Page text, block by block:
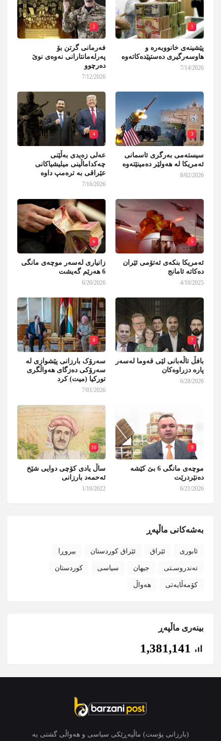
1
پێشینەی خانووبەرە و
هاوسەرگیری دەستپێدەکاتەوە
7/14/2026
2
فەرمانی گرتن بۆ
پەرلەمانتارانی نەوەی نوێ
دەرچوو
7/12/2026
3
سیستەمی بەرگری ئاسمانی
ئەمریکا لە هەولێر دەمینێتەوە
8/02/2026
4
عەلی زەیدی بەڵێنی
چەکداماڵینی میلیشیاکانی
عێراقی بە ترەمپ داوە
7/16/2026
5
ئەمریکا بنکەی ئەتۆمی ئێران
دەکاتە ئامانج
4/10/2025
6
زانیاری لەسەر موچەی مانگی
6 هەرێم گەیشت
6/20/2026
7
بافڵ تاڵەبانی لێی قەوما لەسەر
پارە دزراوەکان
6/28/2026
8
سەرۆک بارزانی پێشوازی لە
سەرۆکی دەزگای هەواڵگری
تورکیا (میت) کرد
7/01/2026
9
موچەی مانگی 6 بێ کێشە
دەنێردرێت
6/21/2026
10
ساڵ یادی کۆچی دوایی شێخ
ئەحمەد بارزانی
1/10/2022
بەشەکانی ماڵپەڕ
ئابوری ئێراق ئێراق کوردستان بیروڕا
تەندروسـتی جیهان سیاسی کوردستان
کۆمەڵایەتی هەواڵ
بینەری ماڵپەڕ
1,381,141
(بارزانی پۆست) ماڵپەڕێکی سیاسی و هەواڵی گشتی یە